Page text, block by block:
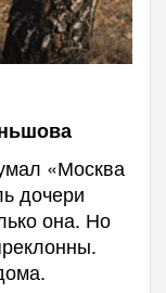
«Москва
дочери
она. Но